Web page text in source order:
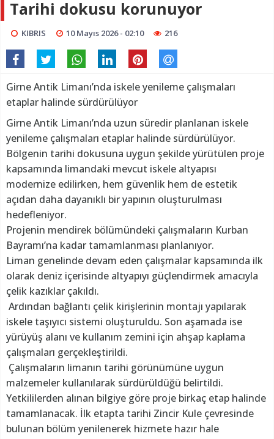
Tarihi dokusu korunuyor
KIBRIS 10 Mayıs 2026 - 02:10 216
Girne Antik Limanı’nda iskele yenileme çalışmaları
etaplar halinde sürdürülüyor
Girne Antik Limanı’nda uzun süredir planlanan iskele
yenileme çalışmaları etaplar halinde sürdürülüyor.
Bölgenin tarihi dokusuna uygun şekilde yürütülen proje
kapsamında limandaki mevcut iskele altyapısı
modernize edilirken, hem güvenlik hem de estetik
açıdan daha dayanıklı bir yapının oluşturulması
hedefleniyor.
Projenin mendirek bölümündeki çalışmaların Kurban
Bayramı’na kadar tamamlanması planlanıyor.
Liman genelinde devam eden çalışmalar kapsamında ilk
olarak deniz içerisinde altyapıyı güçlendirmek amacıyla
çelik kazıklar çakıldı.
Ardından bağlantı çelik kirişlerinin montajı yapılarak
iskele taşıyıcı sistemi oluşturuldu. Son aşamada ise
yürüyüş alanı ve kullanım zemini için ahşap kaplama
çalışmaları gerçekleştirildi.
Çalışmaların limanın tarihi görünümüne uygun
malzemeler kullanılarak sürdürüldüğü belirtildi.
Yetkililerden alınan bilgiye göre proje birkaç etap halinde
tamamlanacak. İlk etapta tarihi Zincir Kule çevresinde
bulunan bölüm yenilenerek hizmete hazır hale